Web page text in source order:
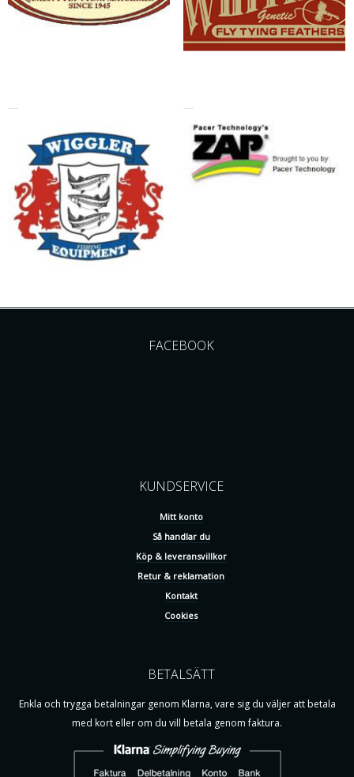
FACEBOOK
KUNDSERVICE
Mitt konto
Så handlar du
Köp & leveransvillkor
Retur & reklamation
Kontakt
Cookies
BETALSÄTT
Enkla och trygga betalningar genom Klarna, vare sig du väljer att betala
med kort eller om du vill betala genom faktura.